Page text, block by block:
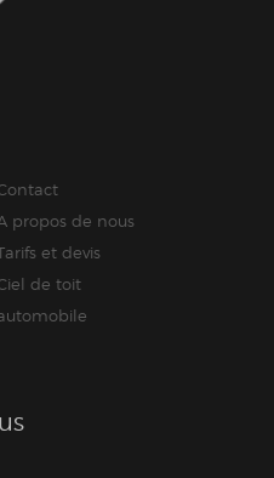
propos de nous
et devis
de toit